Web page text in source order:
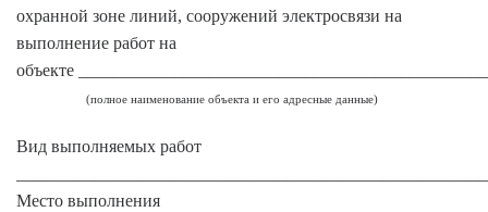
охранной зоне линий, сооружений электросвязи на
выполнение работ на
объекте
(полное наименование объекта и его адресные данные)
Вид выполняемых работ
Место выполнения